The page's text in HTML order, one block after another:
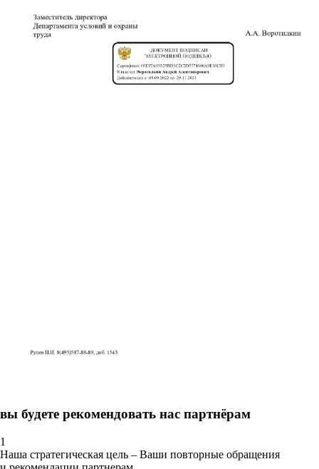
вы будете рекомендовать нас партнёрам
1
Наша стратегическая цель – Ваши повторные обращения